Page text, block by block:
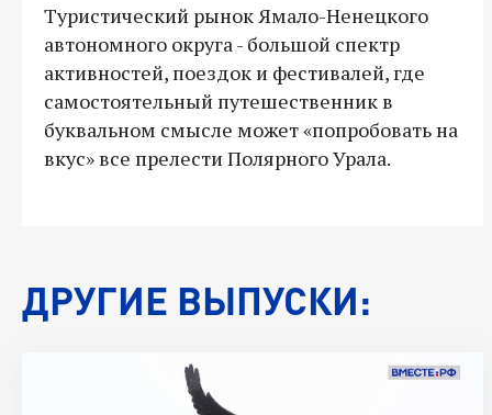
Туристический рынок Ямало-Ненецкого
автономного округа - большой спектр
активностей, поездок и фестивалей, где
самостоятельный путешественник в
буквальном смысле может «попробовать на
вкус» все прелести Полярного Урала.
ДРУГИЕ ВЫПУСКИ: